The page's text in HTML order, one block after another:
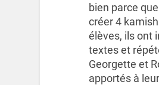
bien parce
créer 4
élèves, ils ont
textes et
Georgette et
apportés à